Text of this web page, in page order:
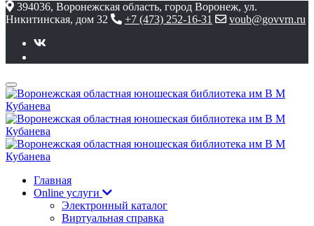
394036, Воронежская область, город Воронеж, ул.
Никитинская, дом 32
+7 (473) 252-16-31 voub@govvrn.ru
Главная
Online услуги
Электронный каталог
Виртуальная справка